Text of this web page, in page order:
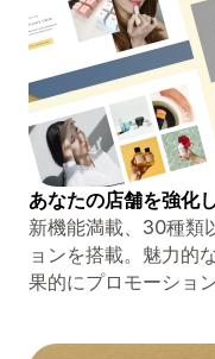
あなたの店舗を強化
新機能満載、30種類
ョンを搭載。魅力的
果的にプロモーショ